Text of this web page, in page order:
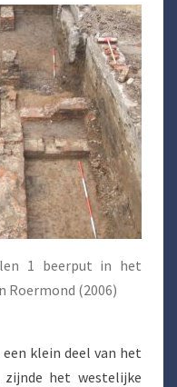
1 beerput in het
Roermond (2006)
klein deel van het
zijnde het westelijke